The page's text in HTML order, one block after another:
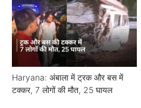
Haryana: अंबाला में ट्रक और बस में
टक्कर, 7 लोगों की मौत, 25 घायल